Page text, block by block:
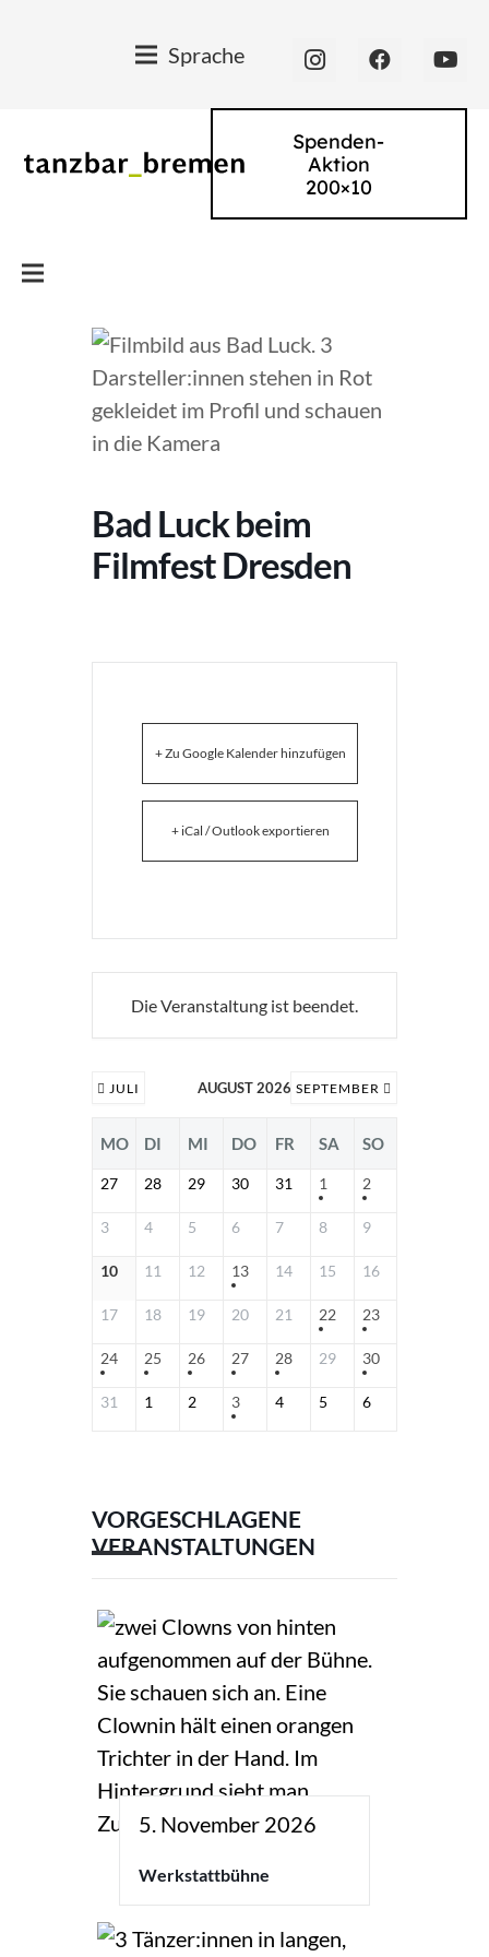
Sprache
Spenden-
Aktion
200×10
Bad Luck beim
Filmfest Dresden
+ Zu Google Kalender hinzufügen
+ iCal / Outlook exportieren
Die Veranstaltung ist beendet.
JULI AUGUST 2026 SEPTEMBER
MO DI MI DO FR SA SO
27 28 29 30 31 1 2
3 4 5 6 7 8 9
10 11 12 13 14 15 16
17 18 19 20 21 22 23
24 25 26 27 28 29 30
31 1 2 3 4 5 6
VORGESCHLAGENE
VERANSTALTUNGEN
5. November 2026
Werkstattbühne